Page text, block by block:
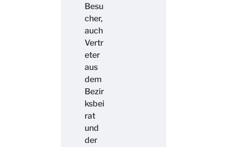
Besu
cher,
auch
Vertr
eter
aus
dem
Bezir
ksbei
rat
und
der